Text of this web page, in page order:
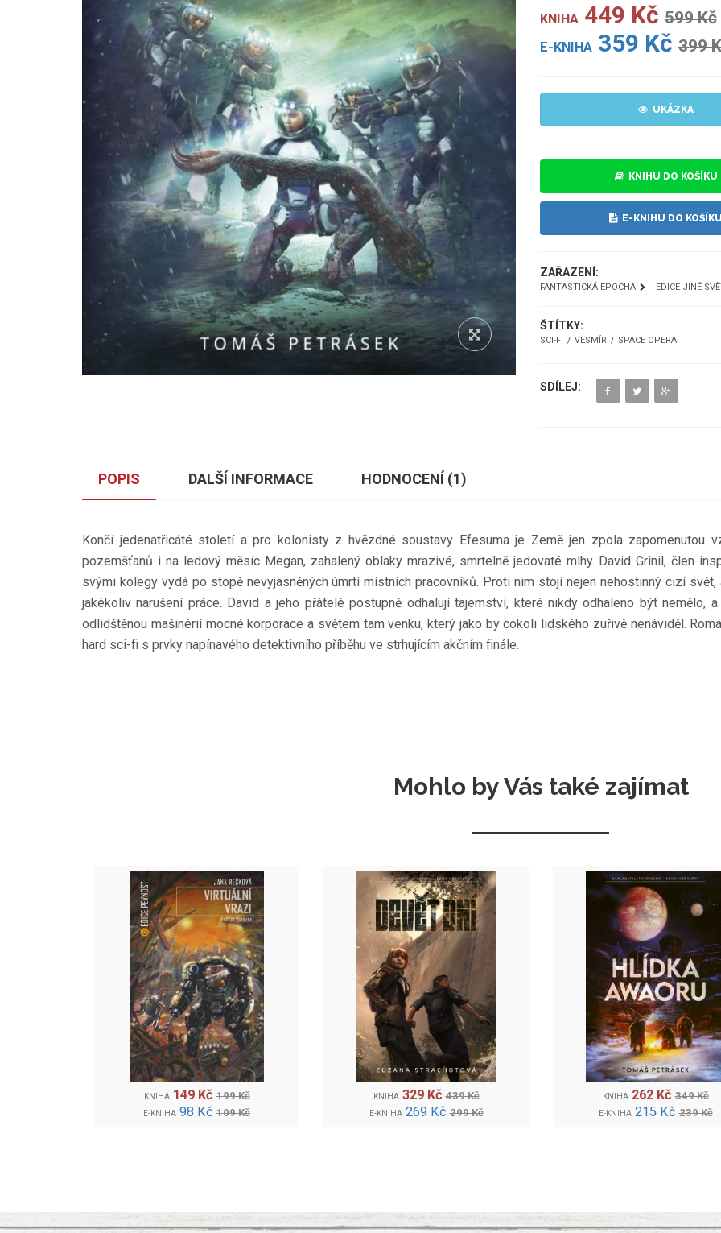
KNIHA 449 Kč 599 Kč
E-KNIHA 359 Kč 399
UKÁZKA
KNIHU DO KOŠÍKU
E-KNIHU DO
ZAŘAZENÍ:
FANTASTICKÁ EPOCHA EDICE JINÉ
ŠTÍTKY:
SCI-FI VESMÍR SPACE OPERA
SDÍLEJ:
POPIS DALŠÍ INFORMACE HODNOCENÍ (1)
Končí jedenatřicáté století a pro kolonisty z hvězdné soustavy Efesuma je Země jen zpola zapomenutou
pozemšťanů i na ledový měsíc Megan, zahalený oblaky mrazivé, smrtelně jedovaté mlhy. David Grinil, člen
svými kolegy vydá po stopě nevyjasněných úmrtí místních pracovníků. Proti nim stojí nejen nehostinný cizí
jakékoliv narušení práce. David a jeho přátelé postupně odhalují tajemství, které nikdy odhaleno být
odlidštěnou mašinérií mocné korporace a světem tam venku, který jako by cokoli lidského zuřivě nenáviděl.
hard sci-fi s prvky napínavého detektivního příběhu ve strhujícím akčním finále.
Mohlo by Vás také zajímat
KNIHA 149 Kč 199 Kč
E-KNIHA 98 Kč 109 Kč
KNIHA 329 Kč 439 Kč
E-KNIHA 269 Kč 299 Kč
KNIHA 262 Kč 349 Kč
E-KNIHA 215 Kč 239 Kč